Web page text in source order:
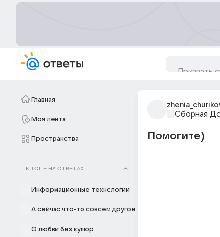
Главная
Моя лента
Пространства
В ТОПЕ НА ОТВЕТАХ
Информационные технологии
А сейчас что-то совсем другое
О любви без купюр
Сборная
Помогите)